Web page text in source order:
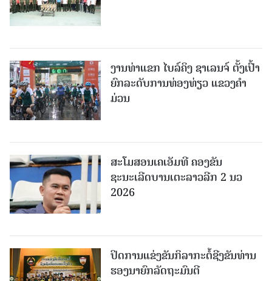
ງານທ່າແຂກ ໄບລ໌ຄິງ ຊາເລນຈ໌ ຕັ້ງເປົ້າ
ຍົກລະດັບການທ່ອງທ່ຽວ ແຂວງຄໍາ
ມ່ວນ
ສະໂມສອນເຄເອັມທີ ຄອງຂັນ
ຊະນະເລີດບານເຕະລາວລີກ 2 ນວ
2026
ປິດການແຂ່ງຂັນກິລາກະຕໍ້ຊີງຂັນທ່ານ
ຮອງນາຍົກລັດຖະມົນຕີ